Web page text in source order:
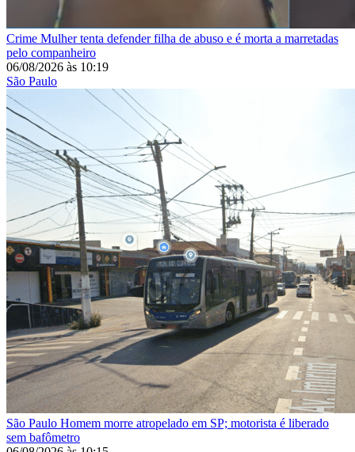
Crime Mulher tenta defender filha de abuso e é morta a marretadas
pelo companheiro
06/08/2026 às 10:19
São Paulo
São Paulo Homem morre atropelado em SP; motorista é liberado
sem bafômetro